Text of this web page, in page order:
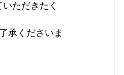
いただきたく
承くださいま